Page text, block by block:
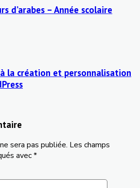
d’arabes – Année scolaire
la création et personnalisation
sera pas publiée. Les champs
avec*